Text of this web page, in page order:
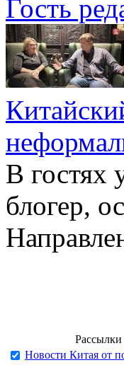
Гость
В гостях
блогер,
Рассылки
Новости Китая от